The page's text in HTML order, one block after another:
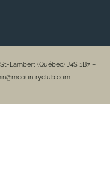
Lambert (Québec) J4S 1B7 –